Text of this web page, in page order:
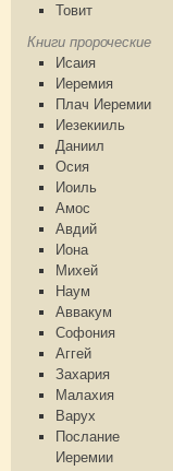
Товит
Книги пророческие
Исаия
Иеремия
Плач Иеремии
Иезекииль
Даниил
Осия
Иоиль
Амос
Авдий
Иона
Михей
Наум
Аввакум
Софония
Аггей
Захария
Малахия
Варух
Послание
Иеремии